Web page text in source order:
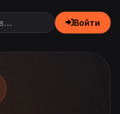
Войти